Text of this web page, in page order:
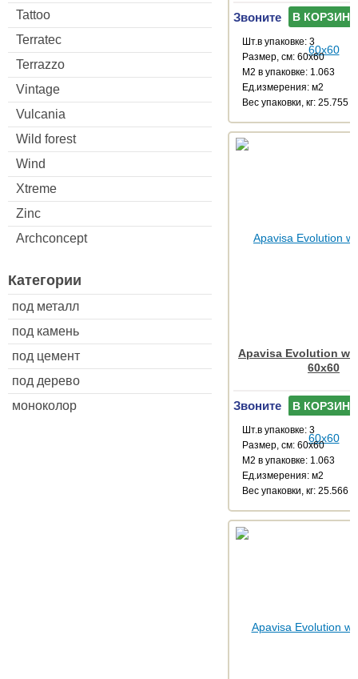
Tattoo
Terratec
Terrazzo
Vintage
Vulcania
Wild forest
Wind
Xtreme
Zinc
Archconcept
Категории
под металл
под камень
под цемент
под дерево
моноколор
Звоните В КОРЗИНУ
Шт.в упаковке: 3
Размер, см: 60x60
М2 в упаковке: 1.063
Ед.измерения: м2
Веc упаковки, кг: 25.755
Apavisa Evolution
60x60
Звоните В КОРЗИНУ
Шт.в упаковке: 3
Размер, см: 60x60
М2 в упаковке: 1.063
Ед.измерения: м2
Веc упаковки, кг: 25.566